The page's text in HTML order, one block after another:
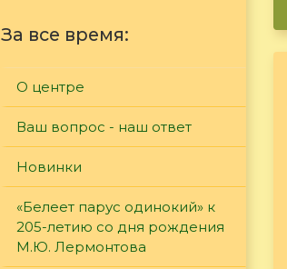
За все время:
О центре
Ваш вопрос - наш ответ
Новинки
«Белеет парус одинокий» к
205-летию со дня рождения
М.Ю. Лермонтова